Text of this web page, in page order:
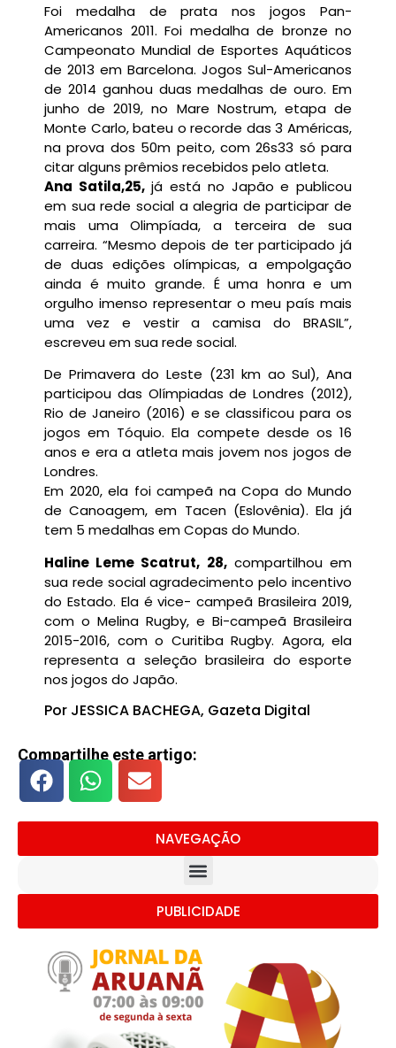
Foi medalha de prata nos jogos Pan-
Americanos 2011. Foi medalha de bronze no
Campeonato Mundial de Esportes Aquáticos
de 2013 em Barcelona. Jogos Sul-Americanos
de 2014 ganhou duas medalhas de ouro. Em
junho de 2019, no Mare Nostrum, etapa de
Monte Carlo, bateu o recorde das 3 Américas,
na prova dos 50m peito, com 26s33 só para
citar alguns prêmios recebidos pelo atleta.
Ana Satila,25,já está no Japão e publicou
em sua rede social a alegria de participar de
mais uma Olimpíada, a terceira de sua
carreira. “Mesmo depois de ter participado já
de duas edições olímpicas, a empolgação
ainda é muito grande. É uma honra e um
orgulho imenso representar o meu país mais
uma vez e vestir a camisa do BRASIL”,
escreveu em sua rede social.
De Primavera do Leste (231 km ao Sul), Ana
participou das Olímpiadas de Londres (2012),
Rio de Janeiro (2016) e se classificou para os
jogos em Tóquio. Ela compete desde os 16
anos e era a atleta mais jovem nos jogos de
Londres.
Em 2020, ela foi campeã na Copa do Mundo
de Canoagem, em Tacen (Eslovênia). Ela já
tem 5 medalhas em Copas do Mundo.
Haline Leme Scatrut, 28,compartilhou em
sua rede social agradecimento pelo incentivo
do Estado. Ela é vice- campeã Brasileira 2019,
com o Melina Rugby, e Bi-campeã Brasileira
2015-2016, com o Curitiba Rugby. Agora, ela
representa a seleção brasileira do esporte
nos jogos do Japão.
Por JESSICA BACHEGA, Gazeta Digital
Compartilhe este artigo:
NAVEGAÇÃO
PUBLICIDADE